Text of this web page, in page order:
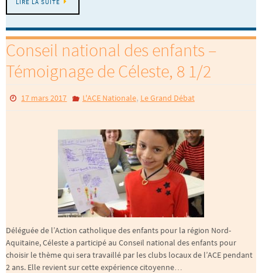
LIRE LA SUITE
Conseil national des enfants –
Témoignage de Céleste, 8 1/2
17 mars 2017 L'ACE Nationale, Le Grand Débat
Déléguée de l’Action catholique des enfants pour la région Nord-
Aquitaine, Céleste a participé au Conseil national des enfants pour
choisir le thème qui sera travaillé par les clubs locaux de l’ACE pendant
2 ans. Elle revient sur cette expérience citoyenne…